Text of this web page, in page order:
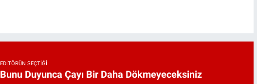
EDITÖRÜN SEÇTIĞI
Bunu Duyunca Çayı Bir Daha Dökmeyeceksiniz